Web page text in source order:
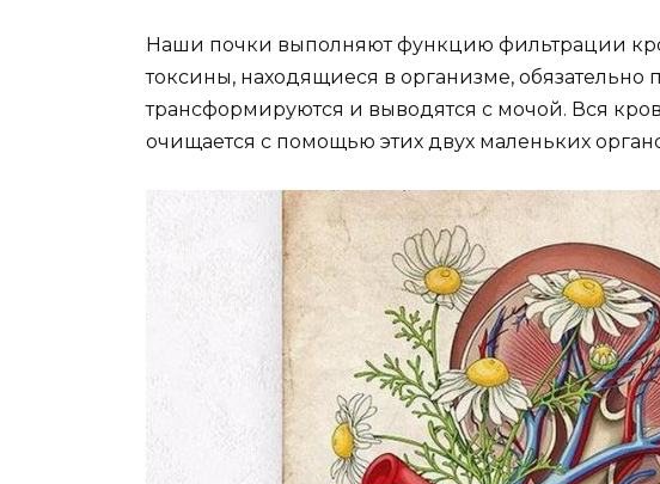
Наши почки выполняют функцию фильтрации
токсины, находящиеся в организме, обязательно
трансформируются и выводятся с мочой. Вся
очищается с помощью этих двух маленьких